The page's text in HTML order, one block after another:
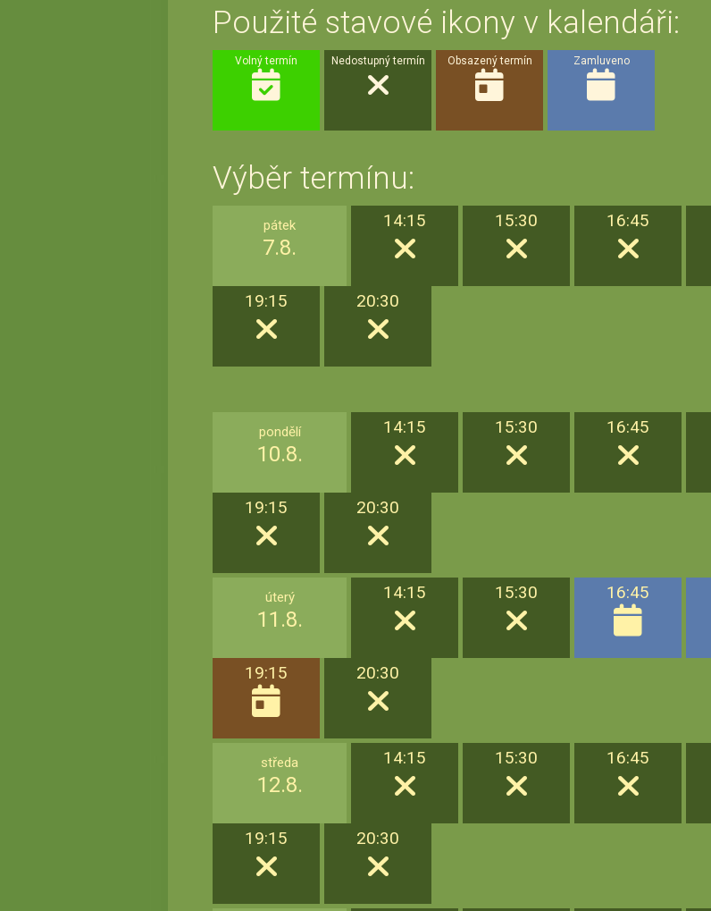
Použité stavové ikony v kalendáři:
Volný termín Nedostupný termín Obsazený termín Zamluveno
Výběr termínu:
pátek
7.8.
14:15 15:30 16:45
19:15 20:30
pondělí
10.8.
14:15 15:30 16:45
19:15 20:30
úterý
11.8.
14:15 15:30 16:45
19:15 20:30
středa
12.8.
14:15 15:30 16:45
19:15 20:30